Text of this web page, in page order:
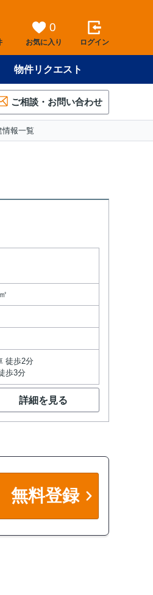
0
お気に入り ログイン
物件リクエスト
ご相談・お問い合わせ
情報一覧
徒歩2分
歩3分
詳細を見る
無料登録